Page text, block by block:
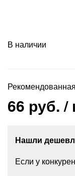
В наличии
66 руб./
Нашли
Если у